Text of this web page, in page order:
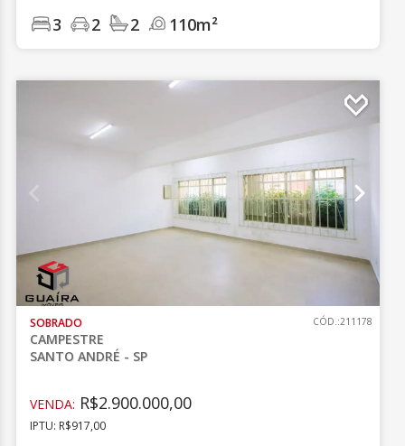
3 2 2 110m²
SOBRADO
CAMPESTRE
SANTO ANDRÉ - SP
CÓD.:211178
VENDA: R$2.900.000,00
IPTU: R$917,00